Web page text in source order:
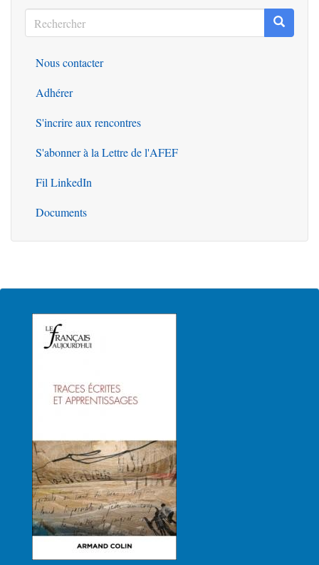
Rechercher
Rechercher
Outils
Nous contacter
Adhérer
S'incrire aux rencontres
S'abonner à la Lettre de l'AFEF
Fil LinkedIn
Documents